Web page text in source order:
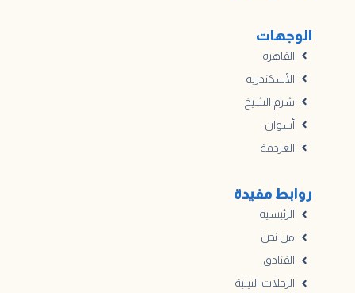
روابط مفيدة
الرئيسية
من نحن
الفنادق
الرحلات النيلية
الوجهات
القاهرة
الأسكندرية
شرم الشيخ
أسوان
الغردقة